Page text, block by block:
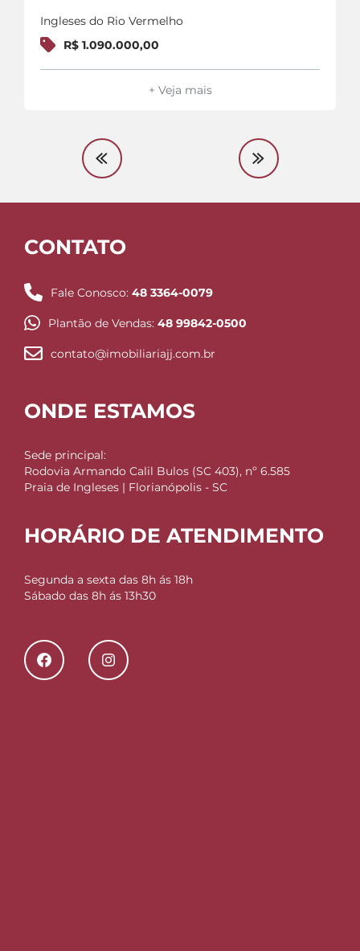
Ingleses do Rio Vermelho
R$ 1.090.000,00
+ Veja mais
CONTATO
Fale Conosco: 48 3364-0079
Plantão de Vendas: 48 99842-0500
contato@imobiliariajj.com.br
ONDE ESTAMOS
Sede principal:
Rodovia Armando Calil Bulos (SC 403), nº 6.585
Praia de Ingleses | Florianópolis - SC
HORÁRIO DE ATENDIMENTO
Segunda a sexta das 8h ás 18h
Sábado das 8h ás 13h30